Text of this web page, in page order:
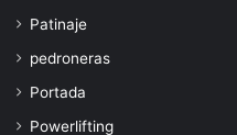
Patinaje
pedroneras
Portada
Powerlifting